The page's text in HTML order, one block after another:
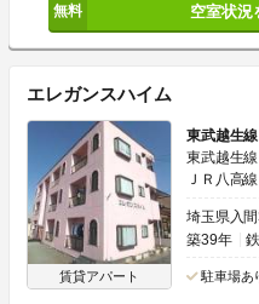
空室状況
エレガンスハイム
賃貸アパート
東武越生
東武越生
ＪＲ八高
埼玉県入
築39年
駐車場あ